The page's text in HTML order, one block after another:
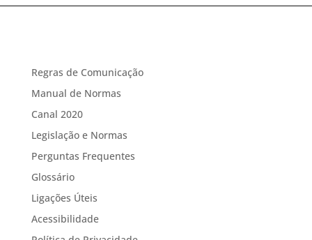
Regras de Comunicação
Manual de Normas
Canal 2020
Legislação e Normas
Perguntas Frequentes
Glossário
Ligações Úteis
Acessibilidade